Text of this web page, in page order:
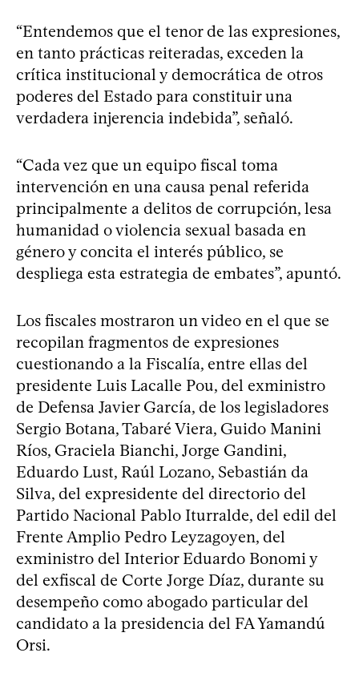
“Entendemos que el tenor de las expresiones,
en tanto prácticas reiteradas, exceden la
crítica institucional y democrática de otros
poderes del Estado para constituir una
verdadera injerencia indebida”, señaló.
“Cada vez que un equipo fiscal toma
intervención en una causa penal referida
principalmente a delitos de corrupción, lesa
humanidad o violencia sexual basada en
género y concita el interés público, se
despliega esta estrategia de embates”, apuntó.
Los fiscales mostraron un video en el que se
recopilan fragmentos de expresiones
cuestionando a la Fiscalía, entre ellas del
presidente Luis Lacalle Pou, del exministro
de Defensa Javier García, de los legisladores
Sergio Botana, Tabaré Viera, Guido Manini
Ríos, Graciela Bianchi, Jorge Gandini,
Eduardo Lust, Raúl Lozano, Sebastián da
Silva, del expresidente del directorio del
Partido Nacional Pablo Iturralde, del edil del
Frente Amplio Pedro Leyzagoyen, del
exministro del Interior Eduardo Bonomi y
del exfiscal de Corte Jorge Díaz, durante su
desempeño como abogado particular del
candidato a la presidencia del FA Yamandú
Orsi.